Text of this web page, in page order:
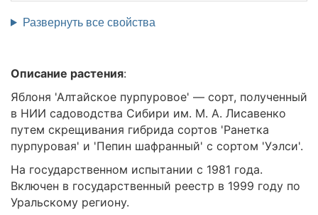
Развернуть все свойства
Описание растения:
Яблоня 'Алтайское пурпуровое' — сорт, полученный
в НИИ садоводства Сибири им. М. А. Лисавенко
путем скрещивания гибрида сортов 'Ранетка
пурпуровая' и 'Пепин шафранный' с сортом 'Уэлси'.
На государственном испытании с 1981 года.
Включен в государственный реестр в 1999 году по
Уральскому региону.